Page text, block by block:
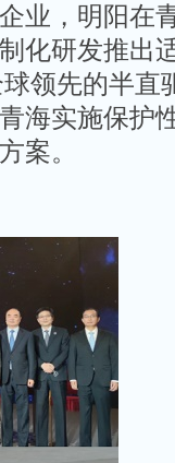
业，明阳在
化研发推出
领先的半直
海实施保护
案。